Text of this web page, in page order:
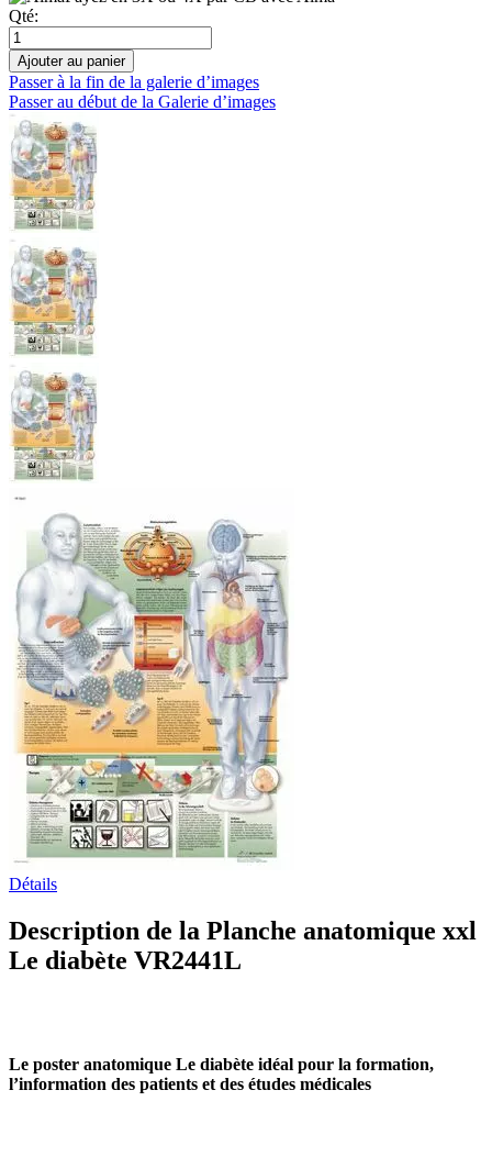
Qté:
Ajouter au panier
Passer à la fin de la galerie d’images
Passer au début de la Galerie d’images
Détails
Description de la Planche anatomique xxl
Le diabète VR2441L
Le poster anatomique Le diabète idéal pour la formation,
l’information des patients et des études médicales